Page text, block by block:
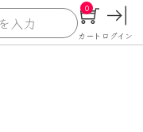
カート
0
ログイン